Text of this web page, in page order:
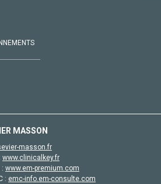
MASSON
masson.fr
www.clinicalkey.fr
www.em-premium.com
: emc-info.em-consulte.com